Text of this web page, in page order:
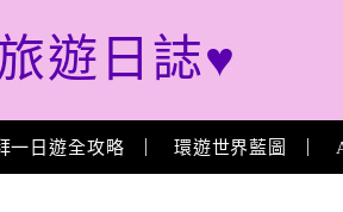
遊日誌♥
一日遊全攻略 環遊世界藍圖